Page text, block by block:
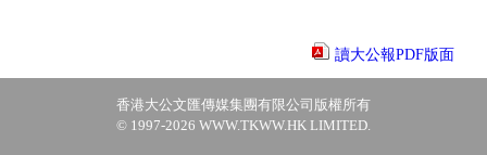
讀大公報PDF版面
香港大公文匯傳媒集團有限公司版權所有
© 1997-2026 WWW.TKWW.HK LIMITED.